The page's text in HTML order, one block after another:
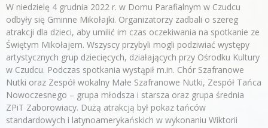
W niedzielę 4 grudnia 2022 r. w Domu Parafialnym w Czudcu
odbyły się Gminne Mikołajki. Organizatorzy zadbali o szereg
atrakcji dla dzieci, aby umilić im czas oczekiwania na spotkanie ze
Świętym Mikołajem. Wszyscy przybyli mogli podziwiać występy
artystycznych grup dziecięcych, działających przy Ośrodku Kultury
w Czudcu. Podczas spotkania wystąpił m.in. Chór Szafranowe
Nutki oraz Zespół wokalny Małe Szafranowe Nutki, Zespół Tańca
Nowoczesnego – grupa młodsza i starsza oraz grupa średnia
ZPiT Zaborowiacy. Dużą atrakcją był pokaz tańców
standardowych i latynoamerykańskich w wykonaniu Wiktorii